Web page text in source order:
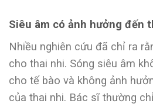
Siêu âm có ảnh hưởng đến
Nhiều nghiên cứu đã chỉ ra
cho thai nhi. Sóng siêu âm
cho tế bào và không ảnh
của thai nhi. Bác sĩ thường